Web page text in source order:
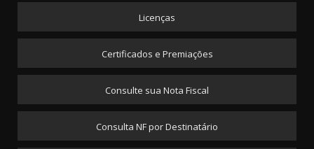
Licenças
Certificados e Premiações
Consulte sua Nota Fiscal
Consulta NF por Destinatário